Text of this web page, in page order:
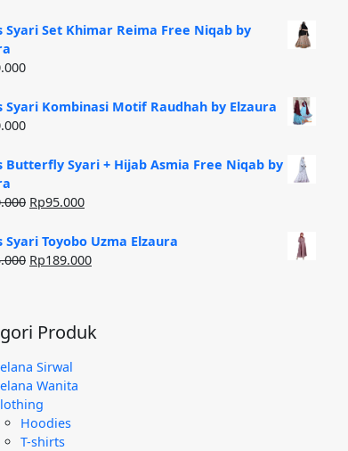
adalah:
ini
Syari Set Khimar Reima Free Niqab by
Syari Kombinasi Motif Raudhah by Elzaura
Butterfly Syari + Hijab Asmia Free Niqab by
Harga
adalah:
Rp240.000.
Rp95.000Harga
ini
adalah:
Syari Toyobo Uzma Elzaura
Harga
Rp189.000Harga
Rp189.000.
Produk
Sirwal
Wanita
Hoodies
T-shirts